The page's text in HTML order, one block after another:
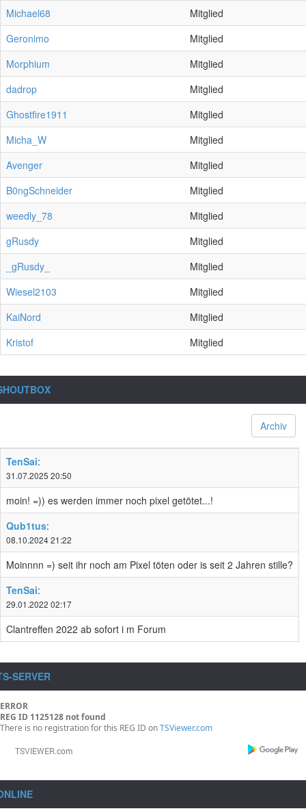
Michael68
Mitglied
Geronimo
Mitglied
Morphium
Mitglied
dadrop
Mitglied
Ghostfire1911
Mitglied
Micha_W
Mitglied
Avenger
Mitglied
B0ngSchneider
Mitglied
weedly_78
Mitglied
gRusdy
Mitglied
_gRusdy_
Mitglied
Wiesel2103
Mitglied
KaiNord
Mitglied
Kristof
Mitglied
Archiv
TenSai:
31.07.2025 20:50
moin! =)) es werden immer noch pixel getötet...!
Qub1tus:
08.10.2024 21:22
Moinnnn =) seit ihr noch am Pixel töten oder is seit 2 Jahren stille?
TenSai:
29.01.2022 02:17
Clantreffen 2022 ab sofort i m Forum
SERVER
ERROR
REG ID 1125128 not found
There is no registration for this REG ID onTSViewer.com